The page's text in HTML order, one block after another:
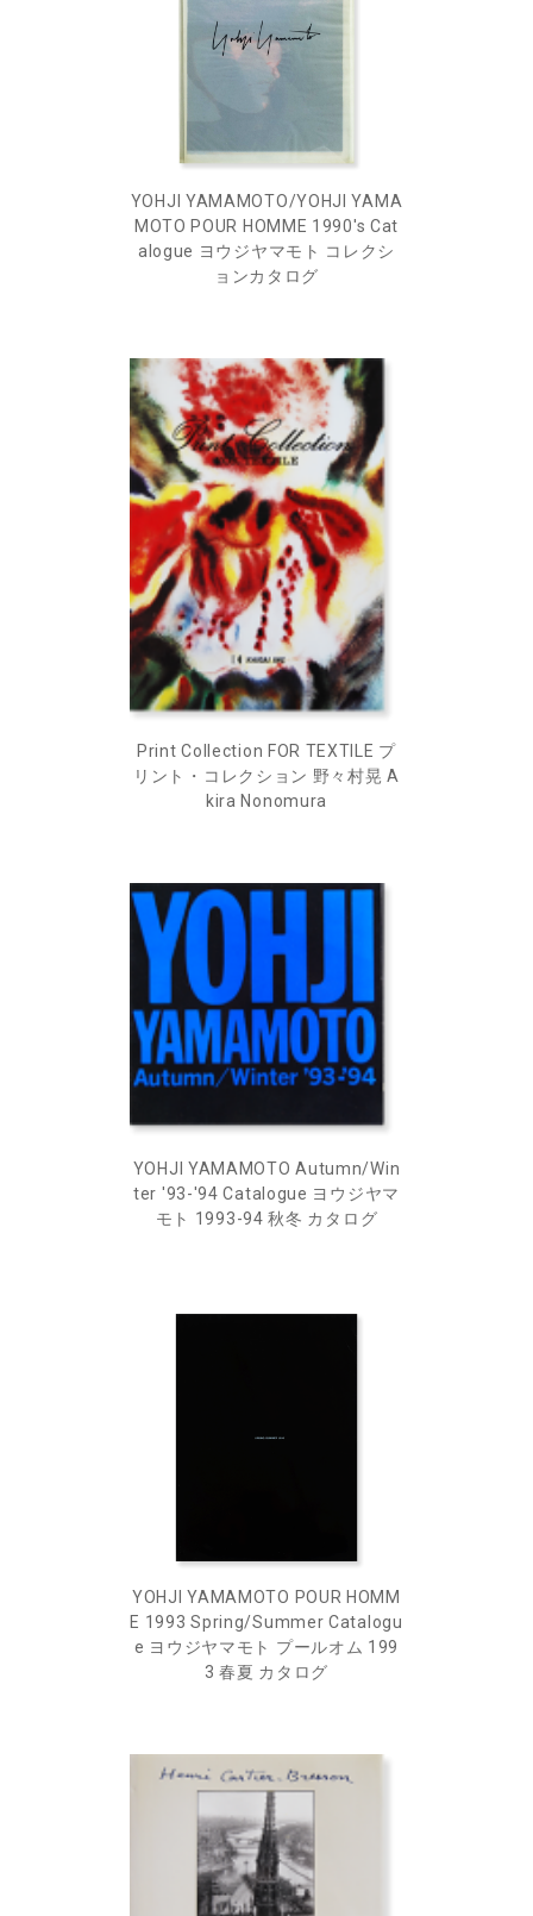
YOHJI YAMAMOTO/YOHJI YAMA
MOTO POUR HOMME 1990's Cat
alogue ヨウジヤマモト コレクシ
ョンカタログ
Print Collection FOR TEXTILE プ
リント・コレクション 野々村晃 A
kira Nonomura
YOHJI YAMAMOTO Autumn/Win
ter '93-'94 Catalogue ヨウジヤマ
モト 1993-94 秋冬 カタログ
YOHJI YAMAMOTO POUR HOMM
E 1993 Spring/Summer Catalogu
e ヨウジヤマモト プールオム 199
3 春夏 カタログ